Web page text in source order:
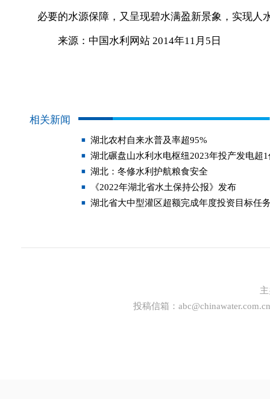
必要的水源保障，又呈现碧水满盈新景象，实现
来源：中国水利网站 2014年11月5日
相关新闻
湖北农村自来水普及率超95%
湖北碾盘山水利水电枢纽2023年投产发电超
湖北：冬修水利护航粮食安全
《2022年湖北省水土保持公报》发布
湖北省大中型灌区超额完成年度投资目标任
投稿信箱： abc@chinawater.com.cn